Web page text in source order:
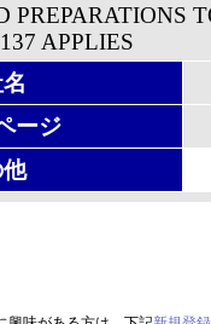
PREPARATIONS
APPLIES
ージ